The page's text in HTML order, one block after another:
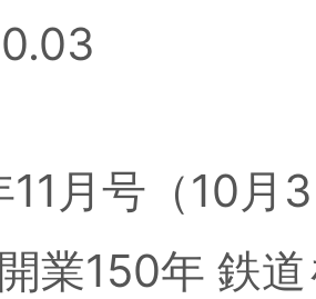
月号（10月
業150年 鉄